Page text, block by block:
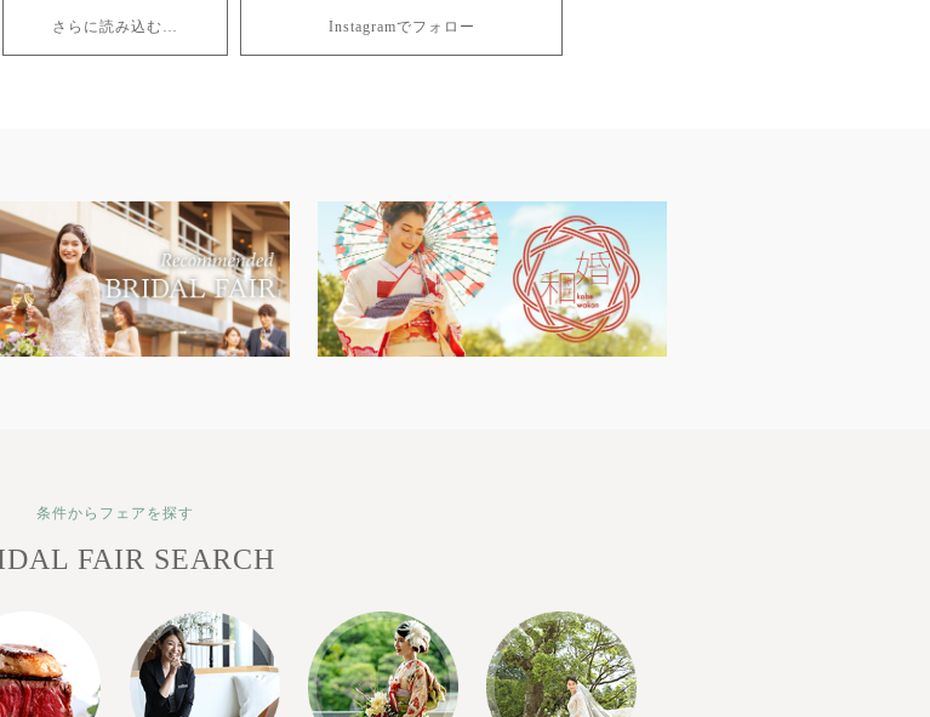
さらに読み込む… Instagramでフォロー
条件からフェアを探す
FAIR SEARCH